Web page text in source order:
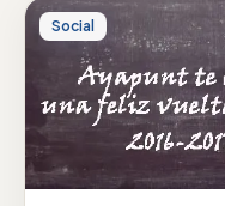
Social